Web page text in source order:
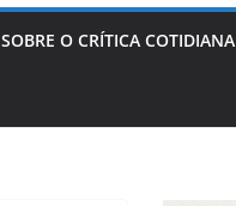
SOBRE O CRÍTICA COTIDIANA